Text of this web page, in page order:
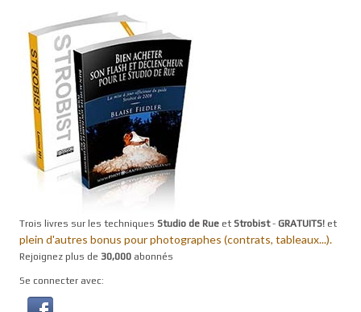
Trois livres sur les techniques Studio de Rue et Strobist- GRATUITS! et
plein d'autres bonus pour photographes (contrats, tableaux...).
Rejoignez plus de 30,000 abonnés
Se connecter avec: